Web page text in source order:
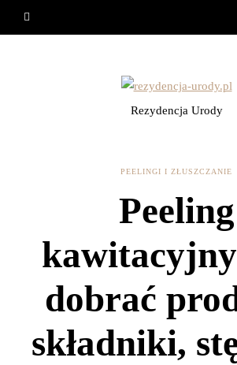
Rezydencja Urody
PEELINGI I ZŁUSZCZANIE
Peeling
dobrać
składniki,